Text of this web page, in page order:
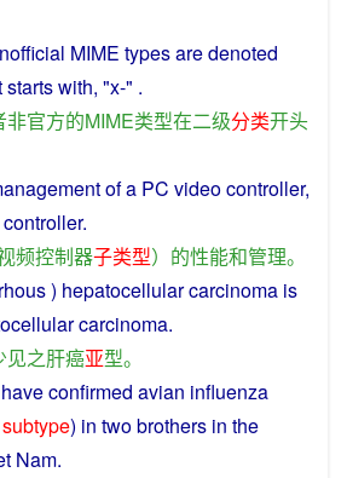
MIME typesaredenoted
startswith, "x-" .
非官方的MIME类型在二级分类开头
ofa PC videocontroller,
controller.
频控制器子类型） 的性能和管理。
) hepatocellularcarcinoma is
carcinoma.
见之肝癌亚型。
haveconfirmed avian influenza
subtype) in twobrothers in the
Nam.